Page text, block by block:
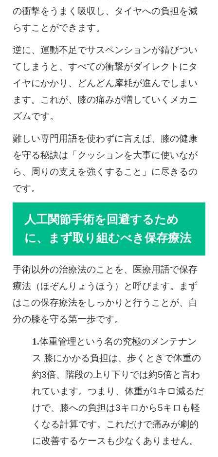
の衝撃をうまく吸収し、タイヤへの負担を減
らすことができます。
逆に、運動不足でサスペンションが錆びつい
てしまうと、すべての衝撃がダイレクトにタ
イヤにかかり、どんどん摩耗が進んでしまい
ます。これが、膝の痛みが増していくメカニ
ズムです。
難しい専門用語を使わずに言えば、膝の健康
を守る秘訣は「クッションを大事に使いなが
ら、周りの支えを強くすること」に尽きるの
です。
人工関節手術を回避するため
に、まず取り組むべき保存療法
手術以外の治療法のことを、医療用語で保存
療法（ほぞんりょうほう）と呼びます。まず
はこの保存療法をしっかりと行うことが、自
分の膝を守る第一歩です。
体重管理という名の究極のメンテナン
ス 膝にかかる負担は、歩くときで体重の
約3倍、階段の上り下りでは約5倍と言わ
れています。つまり、体重が1キロ減るだ
けで、膝への負担は3キロから5キロも軽
くなる計算です。これだけで痛みが劇的
に改善するケースも少なくありません。